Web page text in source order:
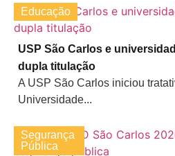
Educação
USP São Carlos e
dupla titulação
A USP São Carlos iniciou
Universidade...
Segurança
Pública